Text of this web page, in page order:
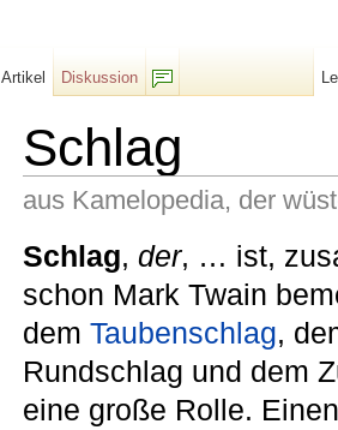
Schlag
aus Kamelopedia, der
Schlag, der, … ist,
schon Mark Twain
dem Taubenschlag,
Rundschlag und dem
eine große Rolle.
Artikel
Diskussion